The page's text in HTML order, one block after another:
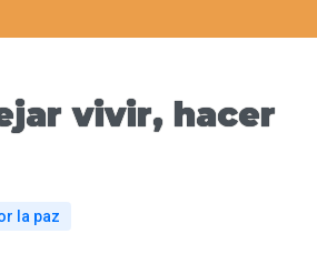
vivir, hacer
la paz